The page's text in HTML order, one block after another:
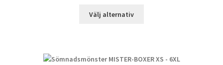
Välj alternativ